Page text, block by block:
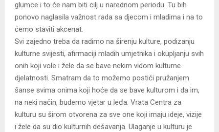
glumce i to će nam biti cilj u narednom periodu. Tu bih
ponovo naglasila važnost rada sa djecom i mladima i na to
ćemo staviti akcenat.
Svi zajedno treba da radimo na širenju kulture, podizanju
kulturne svijesti, afirmaciji mladih umjetnika i okupljanju svih
onih koji vole i žele da se bave nekim vidom kulturne
djelatnosti. Smatram da to možemo postići pružanjem
šanse svima onima koji hoće da se bave kulturom i da im,
na neki način, budemo vjetar u leđa. Vrata Centra za
kulturu su širom otvorena za sve one koji imaju ideje, vizije
i žele da su dio kulturnih dešavanja. Ulaganje u kulturu je